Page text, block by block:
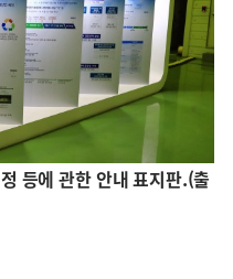
등에 관한 안내 표지판.(출